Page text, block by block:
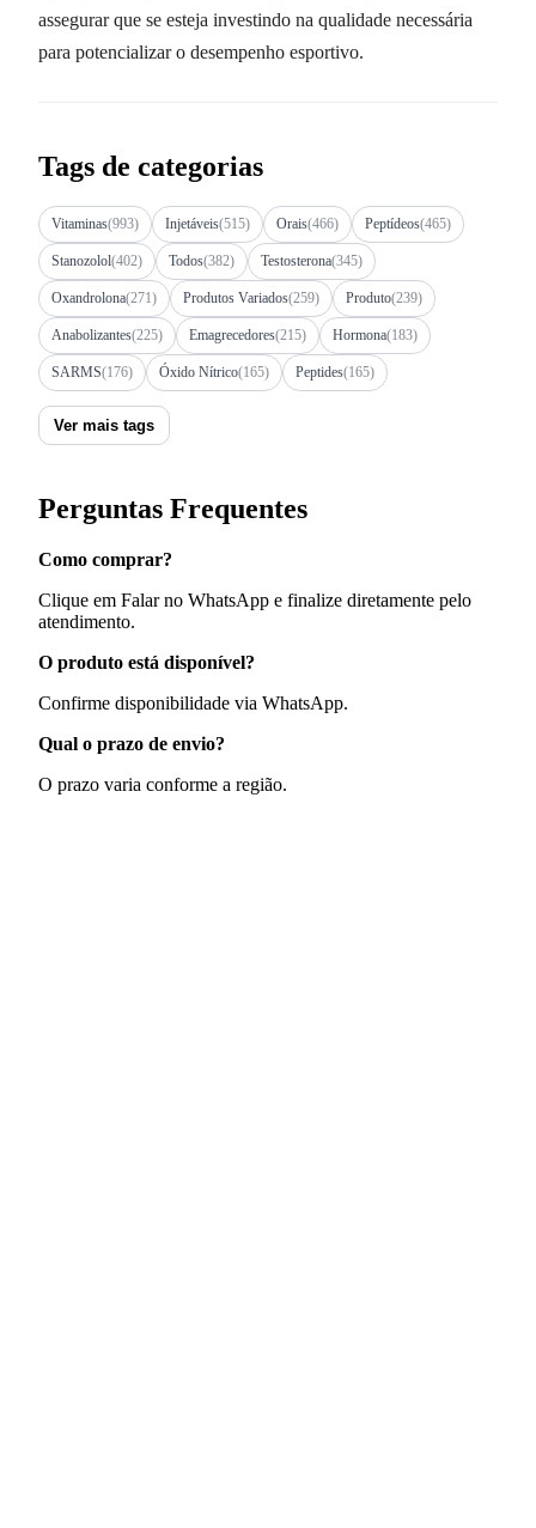
assegurar que se esteja investindo na qualidade necessária
para potencializar o desempenho esportivo.
Tags de categorias
Vitaminas(993) Injetáveis(515) Orais(466) Peptídeos(465)
Stanozolol(402) Todos(382) Testosterona(345)
Oxandrolona(271) Produtos Variados(259) Produto(239)
Anabolizantes(225) Emagrecedores(215) Hormona(183)
SARMS(176) Óxido Nítrico(165) Peptides(165)
Ver mais tags
Perguntas Frequentes
Como comprar?
Clique em Falar no WhatsApp e finalize diretamente pelo
atendimento.
O produto está disponível?
Confirme disponibilidade via WhatsApp.
Qual o prazo de envio?
O prazo varia conforme a região.